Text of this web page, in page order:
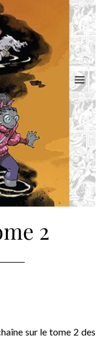
2
sur le tome 2 des